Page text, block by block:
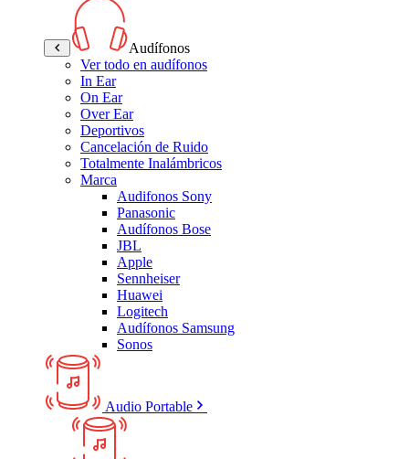
Audífonos
Ver todo en audífonos
In Ear
On Ear
Over Ear
Deportivos
Cancelación de Ruido
Totalmente Inalámbricos
Marca
Audifonos Sony
Panasonic
Audífonos Bose
JBL
Apple
Sennheiser
Huawei
Logitech
Audífonos Samsung
Sonos
Audio Portable